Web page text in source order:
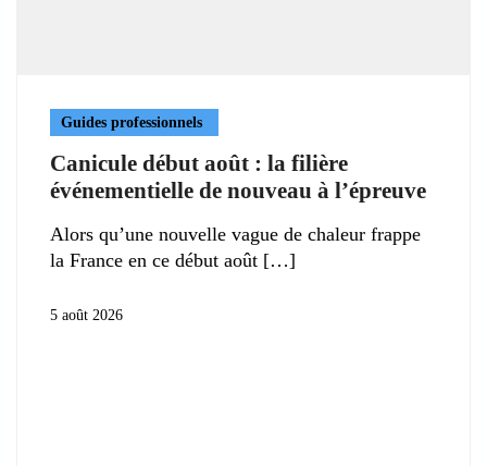
Guides professionnels
Canicule début août : la filière
événementielle de nouveau à l’épreuve
Alors qu’une nouvelle vague de chaleur frappe
la France en ce début août
5 août 2026